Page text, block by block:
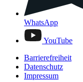
WhatsApp
YouTube
Barrierefreiheit
Datenschutz
Impressum